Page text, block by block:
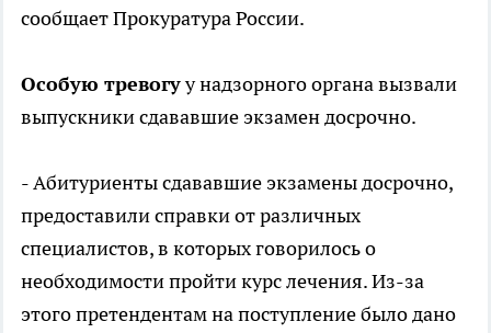
сообщает Прокуратура России.
Особую тревогуу надзорного органа вызвали
выпускники сдававшие экзамен досрочно.
- Абитуриенты сдававшие экзамены досрочно,
предоставили справки от различных
специалистов, в которых говорилось о
необходимости пройти курс лечения. Из-за
этого претендентам на поступление было дано